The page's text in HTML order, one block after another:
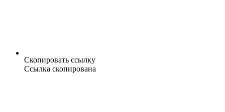
Скопировать ссылку
Ссылка скопирована